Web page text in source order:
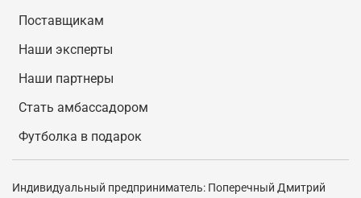
Поставщикам
Наши эксперты
Наши партнеры
Стать амбассадором
Футболка в подарок
Индивидуальный предприниматель: Поперечный Дмитрий